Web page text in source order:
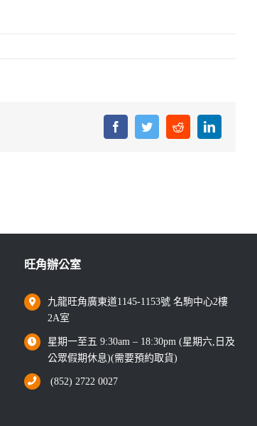
FacebookTwitterRedditLinkedIn
旺角辦公室
九龍旺角廣東道1145-1153號 名駒中心2樓
2A室
星期一至五 9:30am – 18:30pm (星期六,日及
公眾假期休息)(需要預約取貨)
(852) 2722 0027